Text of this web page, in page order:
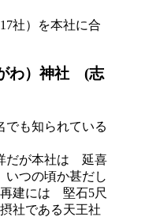
社）を本社に合
わ）神社
(志
でも知られている
だが本社は 延喜
つの頃か甚だし
再建には 堅石5尺
社である天王社